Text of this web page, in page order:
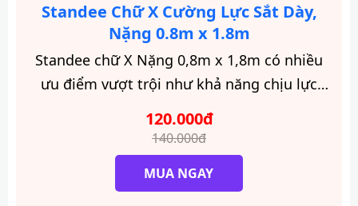
Standee Chữ X Cường Lực Sắt Dày,
Nặng 0.8m x 1.8m
Standee chữ X Nặng 0,8m x 1,8m có nhiều
ưu điểm vượt trội như khả năng chịu lực
tốt, chống va đập, không bị cong vênh hay
biến dạng.
120.000đ
140.000đ
MUA NGAY